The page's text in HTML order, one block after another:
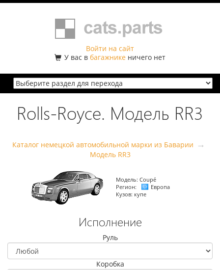
Войти на сайт
У вас в багажнике ничего нет
Rolls-Royce. Модель RR3
Каталог немецкой автомобильной марки из Баварии →
Модель RR3
Модель: Coupé
Регион:
Европа
Кузов: купе
Исполнение
Руль
Коробка